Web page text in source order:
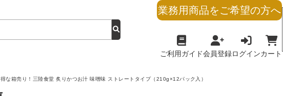
業務用商品をご希望の方へ
ご利用ガイド会員登録ログインカート
な箱売り！三陸食堂 炙りかつお汁 味噌味 ストレートタイプ（210g×12パック入）